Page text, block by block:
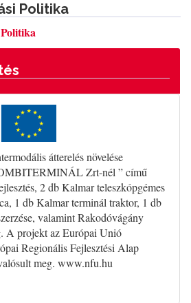
Politika
átterelés növelése
Zrt-nél ” című
2 db Kalmar teleszkópgémes
1 db Kalmar terminál traktor, 1 db
valamint Rakodóvágány
A projekt az Európai Unió
Regionális Fejlesztési Alap
meg. www.nfu.hu